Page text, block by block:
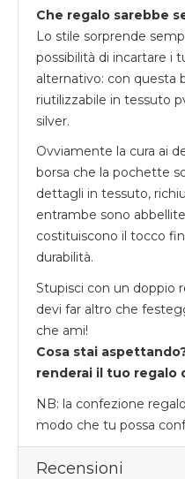
Che regalo sarebbe
Lo stile sorprende
possibilità di incartare i
alternativo: con questa
riutilizzabile in tessuto
silver.
Ovviamente la cura ai
borsa che la pochette
dettagli in tessuto,
entrambe sono
costituiscono il tocco
durabilità.
Stupisci con un doppio
devi far altro che
che ami!
Cosa stai
renderai il tuo regalo
NB: la confezione
modo che tu possa
Recensioni